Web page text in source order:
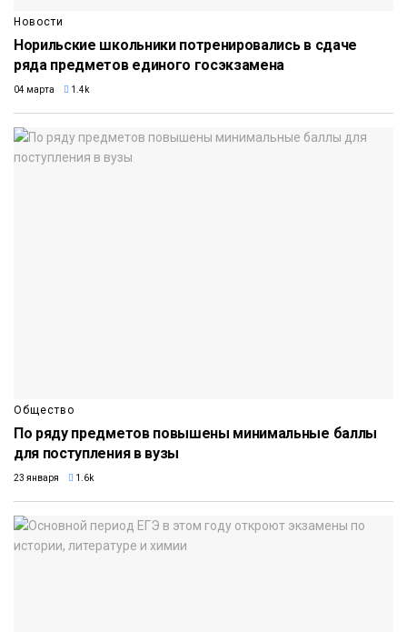
Новости
Норильские школьники потренировались в сдаче
ряда предметов единого госэкзамена
04 марта 1.4k
Общество
По ряду предметов повышены минимальные баллы
для поступления в вузы
23 января 1.6k